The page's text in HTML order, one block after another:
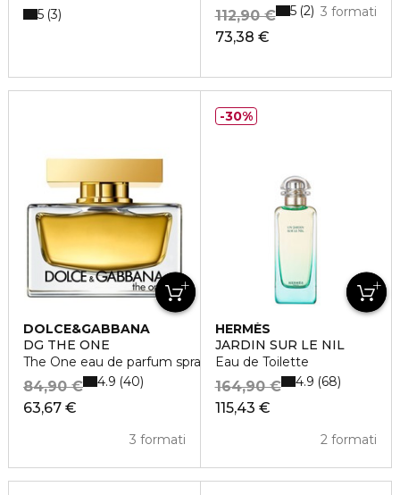
5 3
73,38 €
112,90 € 3 formati
5 2
DOLCE&GABBANA
DG THE ONE
The One eau de parfum spray
63,67 €
84,90 €
3 formati
4.9 40
HERMÈS
JARDIN SUR LE NIL
Eau de Toilette
115,43 €
164,90 €
2 formati
4.9 68
30%